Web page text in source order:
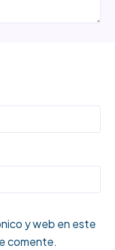
y web en este
comente.